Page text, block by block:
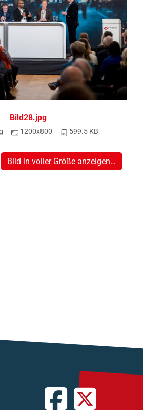
Bild28.jpg
1200x800 599.5 KB
Bild in voller Größe anzeigen…